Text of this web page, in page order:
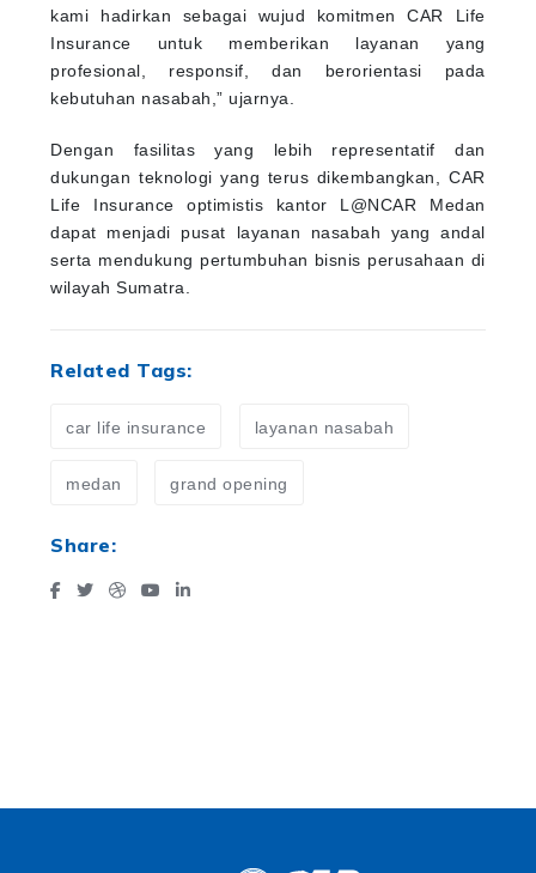
kami hadirkan sebagai wujud komitmen CAR Life
Insurance untuk memberikan layanan yang
profesional, responsif, dan berorientasi pada
kebutuhan nasabah,” ujarnya.
Dengan fasilitas yang lebih representatif dan
dukungan teknologi yang terus dikembangkan, CAR
Life Insurance optimistis kantor L@NCAR Medan
dapat menjadi pusat layanan nasabah yang andal
serta mendukung pertumbuhan bisnis perusahaan di
wilayah Sumatra.
Related Tags:
car life insurance layanan nasabah
medan grand opening
Share: